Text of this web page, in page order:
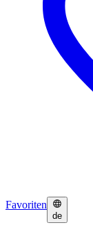
Favoriten
de